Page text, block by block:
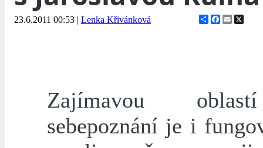
23.6.2011 00:53 | Lenka Křivánková ShareFacebook
Email
Zajímavou
sebepoznání je i